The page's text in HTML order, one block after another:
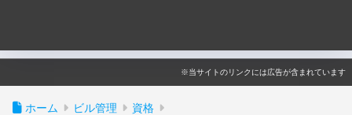
※当サイトのリンクには広告が含まれています
ホーム ビル管理 資格